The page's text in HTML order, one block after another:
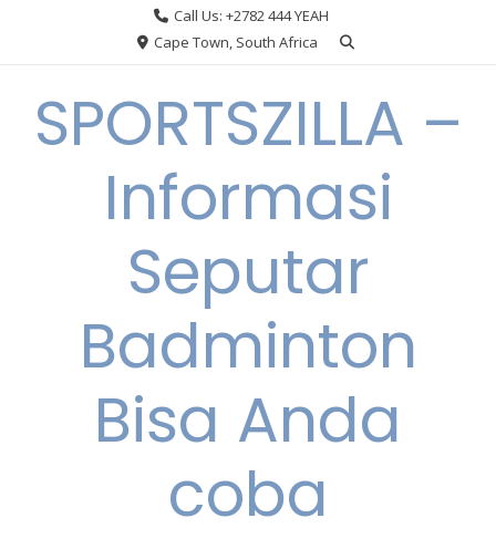
Call Us: +2782 444 YEAH
Cape Town, South Africa
SPORTSZILLA –
Informasi
Seputar
Badminton
Bisa Anda
coba